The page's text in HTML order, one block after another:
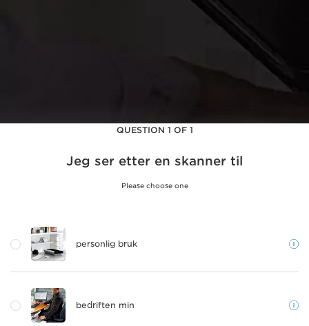
QUESTION 1 OF 1
Jeg ser etter en skanner til
Please choose one
personlig bruk
bedriften min